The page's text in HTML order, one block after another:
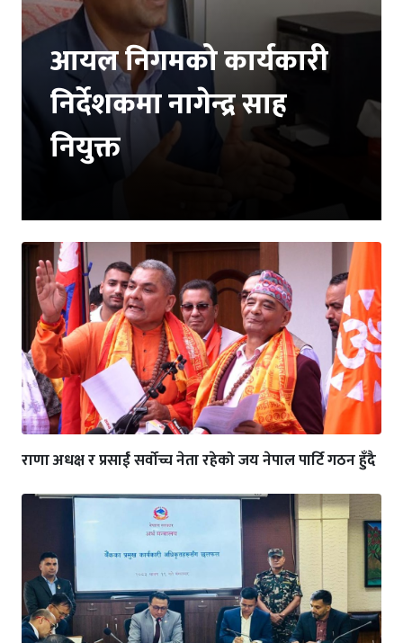
आयल निगमको कार्यकारी
निर्देशकमा नागेन्द्र साह
नियुक्त
राणा अधक्ष र प्रसाईं सर्वोच्च नेता रहेको जय नेपाल पार्टि गठन हुँदै